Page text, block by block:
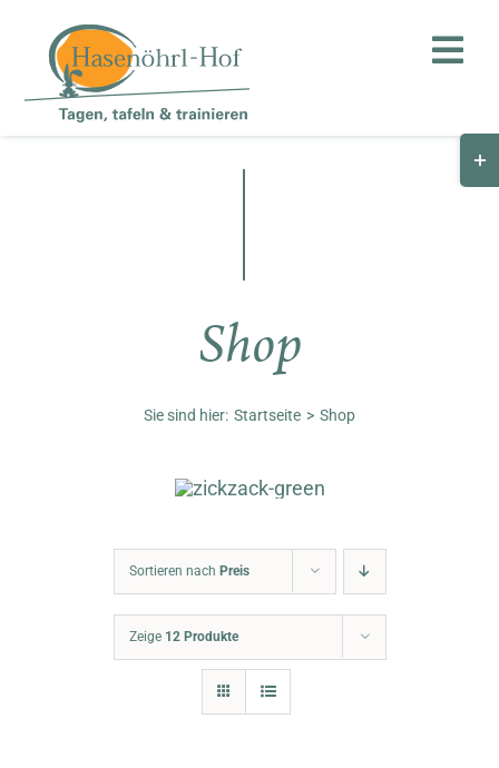
springen
Unternehmen
Shop
Sie sind hier: Startseite Shop
Sortieren nach Preis
Zeige 12 Produkte